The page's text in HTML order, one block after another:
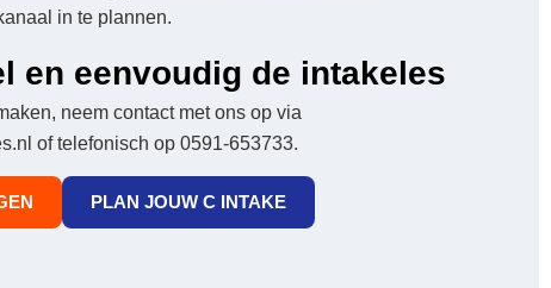
in te plannen.
en eenvoudig de intakeles
neem contact met ons op via
of telefonisch op 0591-653733.
PLAN JOUW C INTAKE